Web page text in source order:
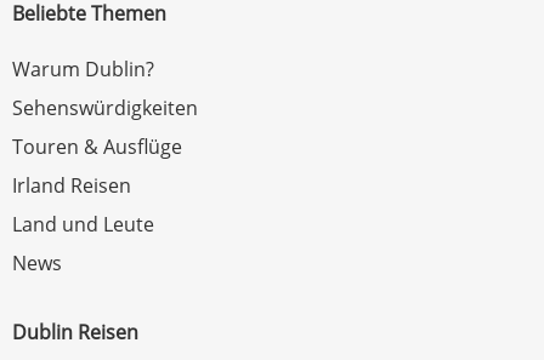
Beliebte Themen
Warum Dublin?
Sehenswürdigkeiten
Touren & Ausflüge
Irland Reisen
Land und Leute
News
Dublin Reisen